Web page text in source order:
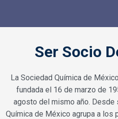
Ser Socio
La Sociedad Química de
fundada el 16 de marzo de
agosto del mismo año. Desde
Química de México agrupa a